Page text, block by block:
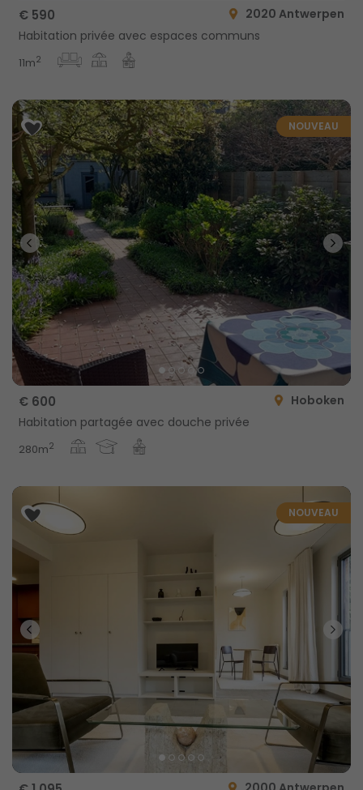
€ 590
2020 Antwerpen
Habitation privée avec espaces communs
11m2
NOUVEAU
€ 600
Hoboken
Habitation partagée avec douche privée
280m2
NOUVEAU